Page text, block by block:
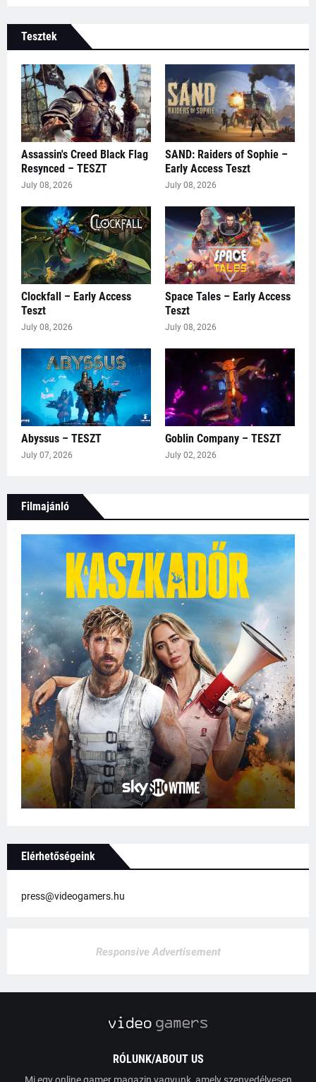
Tesztek
Assassin's Creed Black Flag
Resynced – TESZT
July 08, 2026
SAND: Raiders of Sophie –
Early Access Teszt
July 08, 2026
Clockfall – Early Access
Teszt
July 08, 2026
Space Tales – Early Access
Teszt
July 08, 2026
Abyssus – TESZT
July 07, 2026
Goblin Company – TESZT
July 02, 2026
Filmajánló
Elérhetőségeink
press@videogamers.hu
Responsive Advertisement
RÓLUNK/ABOUT US